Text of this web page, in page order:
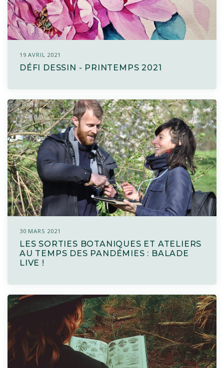
19 AVRIL 2021
DÉFI DESSIN - PRINTEMPS 2021
30 MARS 2021
LES SORTIES BOTANIQUES ET ATELIERS
AU TEMPS DES PANDÉMIES : BALADE
LIVE !